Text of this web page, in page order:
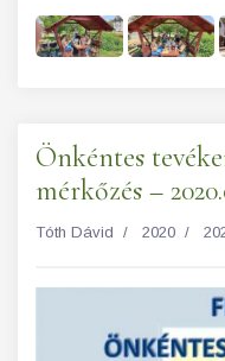
Önkéntes
mérkőzés –
Tóth Dávid 2020